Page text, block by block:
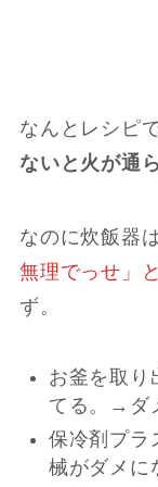
なんとレシピ
ないと火が通
なのに炊飯器
無理でっせ」
ず。
お釜を取り
てる。→ダ
保冷剤プ
械がダメに